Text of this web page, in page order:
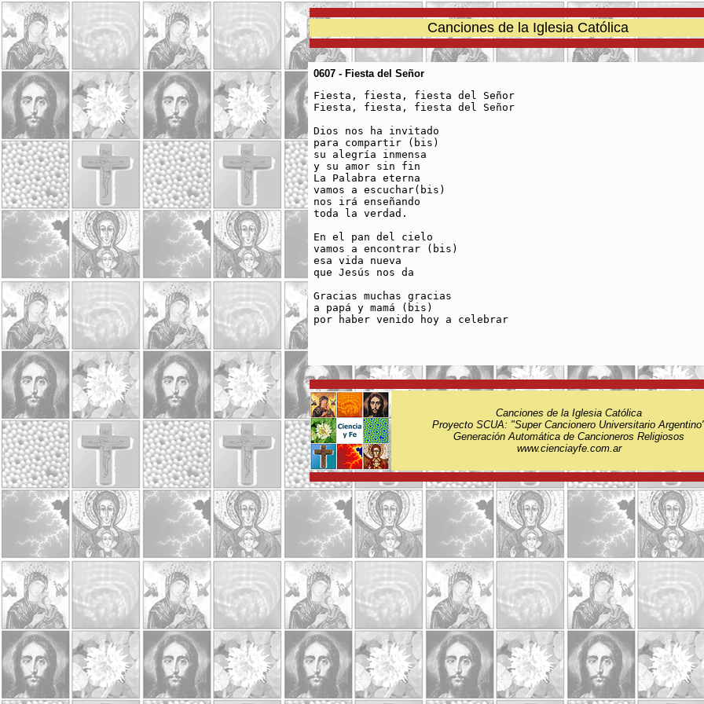
Canciones de la Iglesia Católica
0607 - Fiesta del Señor
Fiesta, fiesta, fiesta del Señor
Fiesta, fiesta, fiesta del Señor
Dios nos ha invitado
para compartir (bis)
su alegría inmensa
y su amor sin fin
La Palabra eterna
vamos a escuchar(bis)
nos irá enseñando
toda la verdad.
En el pan del cielo
vamos a encontrar (bis)
esa vida nueva
que Jesús nos da
Gracias muchas gracias
a papá y mamá (bis)
por haber venido hoy a celebrar
Canciones de la Iglesia Católica
Proyecto SCUA: "Super Cancionero Universitario
Generación Automática de Cancioneros Religiosos
www.cienciayfe.com.ar